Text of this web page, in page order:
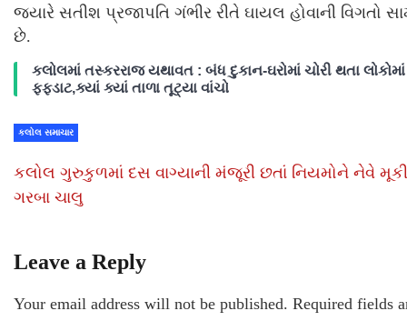
જ્યારે સતીશ પ્રજાપતિ ગંભીર રીતે ઘાયલ હોવાની
છે.
કલોલમાં તસ્કરરાજ યથાવત : બંધ દુકાન-ઘરોમાં ચોરી થતા લોકોમાં
ફફડાટ,ક્યાં ક્યાં તાળા તૂટ્યા વાંચો
કલોલ સમાચાર
કલોલ ગુરુકુળમાં દસ વાગ્યાની મંજૂરી છતાં નિયમોને નેવે મૂકી
ગરબા ચાલુ
Leave a Reply
Your email address will not be published. Required fields